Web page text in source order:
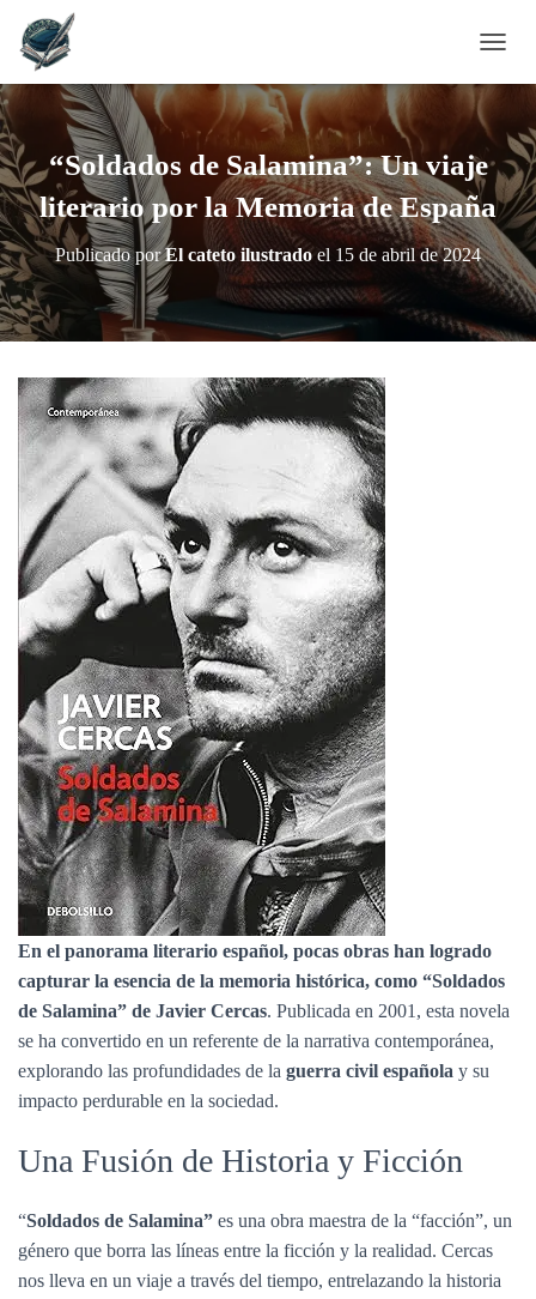
A
A
R
M
O
D
O
E
“Soldados de Salamina”: Un viaje
literario por la Memoria de España
Publicado porEl cateto ilustradoel 15 de abril de 2024
En el panorama literario español, pocas obras han logrado
capturar la esencia de la memoria histórica, como “Soldados
de Salamina” de Javier Cercas. Publicada en 2001, esta novela
se ha convertido en un referente de la narrativa contemporánea,
explorando las profundidades de la guerra civil española y su
impacto perdurable en la sociedad.
Una Fusión de Historia y Ficción
“Soldados de Salamina” es una obra maestra de la “facción”, un
género que borra las líneas entre la ficción y la realidad. Cercas
nos lleva en un viaje a través del tiempo, entrelazando la historia